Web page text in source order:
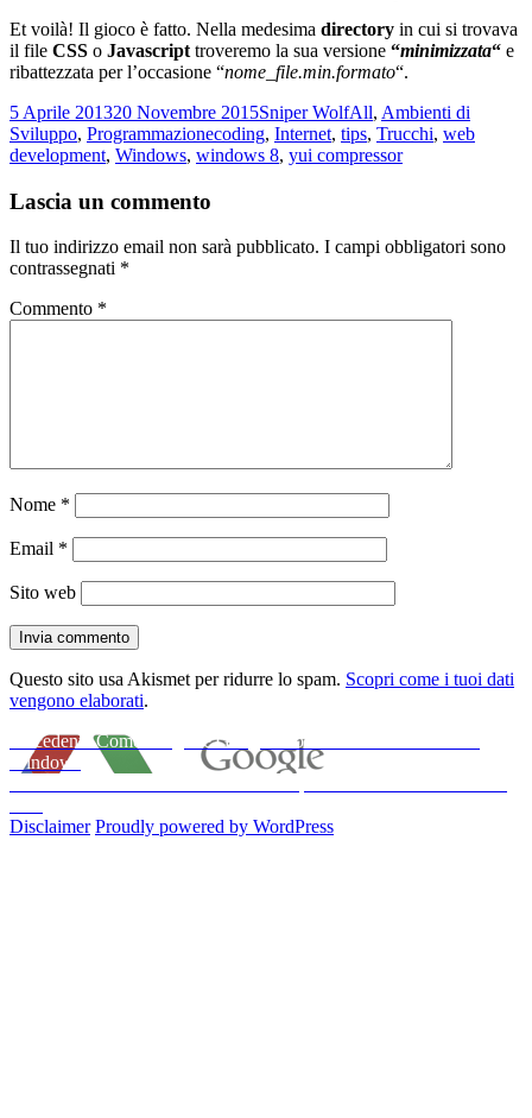
Et voilà! Il gioco è fatto. Nella medesima directory in cui si trovava
il file CSS o Javascript troveremo la sua versione “minimizzata“ e
ribattezzata per l’occasione “nome_file.min.formato“.
Scritto
il
5 Aprile 201320 Novembre 2015Autore
Sniper WolfCategorie
All, Ambienti di
Sviluppo, ProgrammazioneTag
coding, Internet, tips, Trucchi, web
development, Windows, windows 8, yui compressor
Lascia un commento
Il tuo indirizzo email non sarà pubblicato. I campi obbligatori sono
contrassegnati *
Commento *
Nome *
Email *
Sito web
Questo sito usa Akismet per ridurre lo spam. Scopri come i tuoi dati
vengono elaborati.
Navigazione
articoli
Precedente
Articolo
precedente:
Come integrare Google Closure in Sublime Text su
Windows
Disclaimer Proudly powered by WordPress